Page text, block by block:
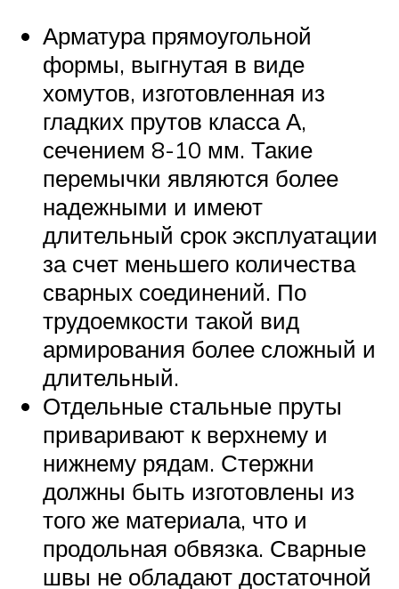
Арматура прямоугольной
формы, выгнутая в виде
хомутов, изготовленная из
гладких прутов класса А,
сечением 8-10 мм. Такие
перемычки являются более
надежными и имеют
длительный срок эксплуатации
за счет меньшего количества
сварных соединений. По
трудоемкости такой вид
армирования более сложный и
длительный.
Отдельные стальные пруты
приваривают к верхнему и
нижнему рядам. Стержни
должны быть изготовлены из
того же материала, что и
продольная обвязка. Сварные
швы не обладают достаточной